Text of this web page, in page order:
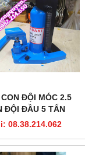
ĐỘI MÓC 2.5
ĐỘI ĐẦU 5 TẤN
MHC-2.5RS
08.38.214.062